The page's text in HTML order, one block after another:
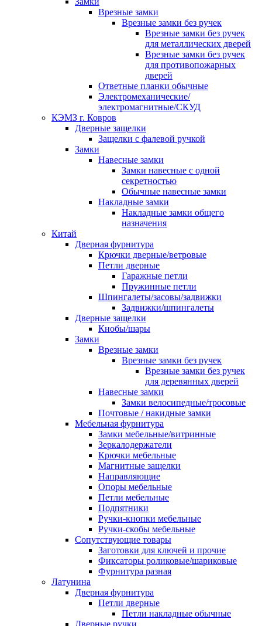
Врезные замки
Врезные замки без ручек
Врезные замки без ручек
для металлических дверей
Врезные замки без ручек
для противопожарных
дверей
Ответные планки обычные
Электромеханические/
электромагнитные/СКУД
КЭМЗ г. Ковров
Дверные защелки
Защелки с фалевой ручкой
Замки
Навесные замки
Замки навесные с одной
секретностью
Обычные навесные замки
Накладные замки
Накладные замки общего
назначения
Китай
Дверная фурнитура
Крючки дверные/ветровые
Петли дверные
Гаражные петли
Пружинные петли
Шпингалеты/засовы/задвижки
Задвижки/шпингалеты
Дверные защелки
Кнобы/шары
Замки
Врезные замки
Врезные замки без ручек
Врезные замки без ручек
для деревянных дверей
Навесные замки
Замки велосипедные/тросовые
Почтовые / накидные замки
Мебельная фурнитура
Замки мебельные/витринные
Зеркалодержатели
Крючки мебельные
Магнитные защелки
Направляющие
Опоры мебельные
Петли мебельные
Подпятники
Ручки-кнопки мебельные
Ручки-скобы мебельные
Сопутствующие товары
Заготовки для ключей и прочие
Фиксаторы роликовые/шариковые
Фурнитура разная
Латунина
Дверная фурнитура
Петли дверные
Петли накладные обычные